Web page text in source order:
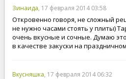
Зинаида, 17 февраля 2014 03:58
Откровенно говоря, не сложный
не нужно часами стоять у плиты)
очень вкусные и сочные. Думаю
в качестве закуски на
Вкусняшка, 17 февраля 2014 06:32